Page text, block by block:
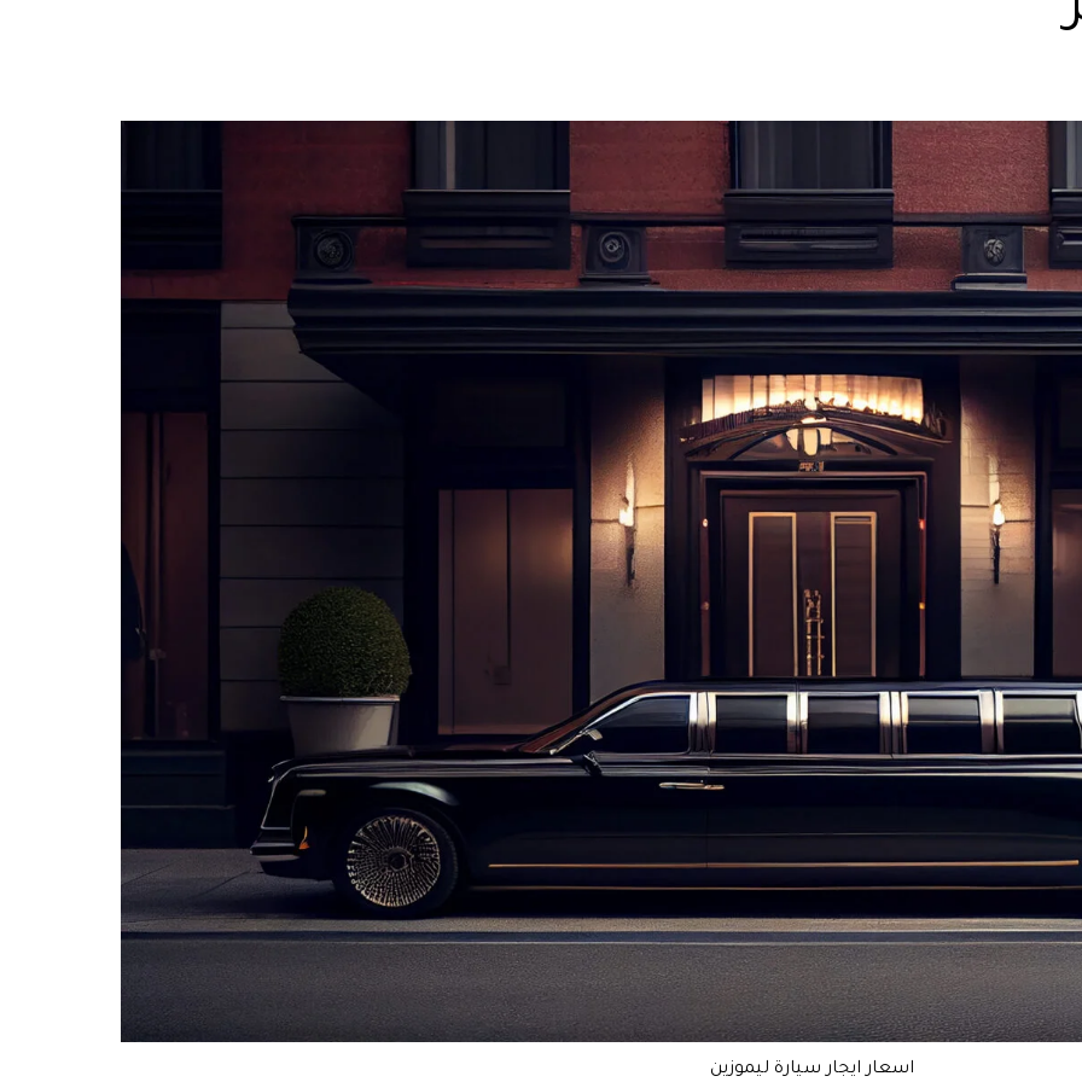
اسعار ايجار سيارة ليموزين